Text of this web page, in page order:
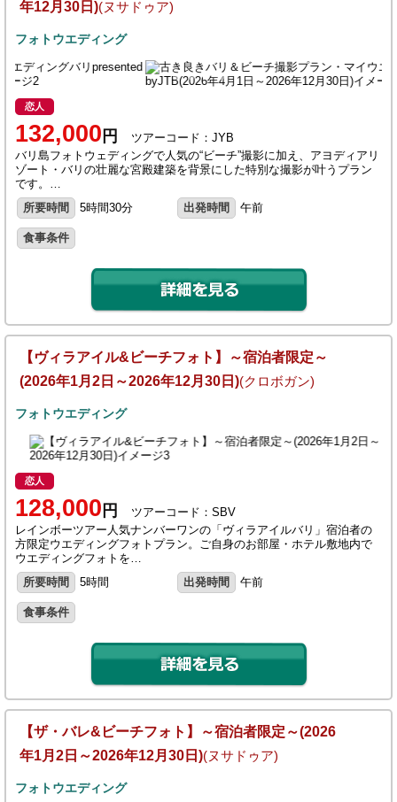
年12月30日)(ヌサドゥア)
フォトウエディング
恋人
132,000 円
ツアーコード：JYB
バリ島フォトウェディングで人気の“ビーチ”撮影に加え、アヨディアリ
ゾート・バリの壮麗な宮殿建築を背景にした特別な撮影が叶うプラン
です。…
所要時間
5時間30分 出発時間 午前
食事条件
【ヴィラアイル&ビーチフォト】～宿泊者限定～
(2026年1月2日～2026年12月30日)(クロボガン)
フォトウエディング
恋人
128,000 円
ツアーコード：SBV
レインボーツアー人気ナンバーワンの「ヴィラアイルバリ」宿泊者の
方限定ウエディングフォトプラン。ご自身のお部屋・ホテル敷地内で
ウエディングフォトを…
所要時間
5時間 出発時間 午前
食事条件
【ザ・バレ&ビーチフォト】～宿泊者限定～(2026
年1月2日～2026年12月30日)(ヌサドゥア)
フォトウエディング